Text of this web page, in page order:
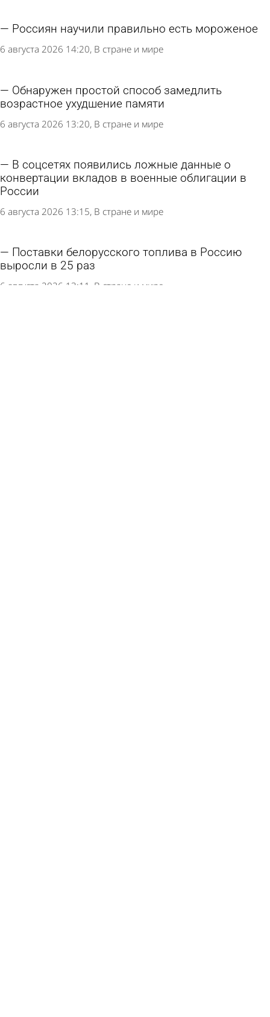
Россиян научили правильно есть мороженое
6 августа 2026 14:20 В стране и мире
Обнаружен простой способ замедлить
возрастное ухудшение памяти
6 августа 2026 13:20 В стране и мире
В соцсетях появились ложные данные о
конвертации вкладов в военные облигации в
России
6 августа 2026 13:15 В стране и мире
Поставки белорусского топлива в Россию
выросли в 25 раз
6 августа 2026 13:11 В стране и мире